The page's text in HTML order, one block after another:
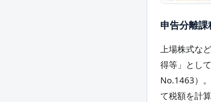
申告分離
上場株式な
得等」とし
No.1463）
て税額を計